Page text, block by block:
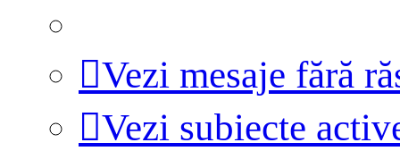
Vezi mesaje fără
Vezi subiecte